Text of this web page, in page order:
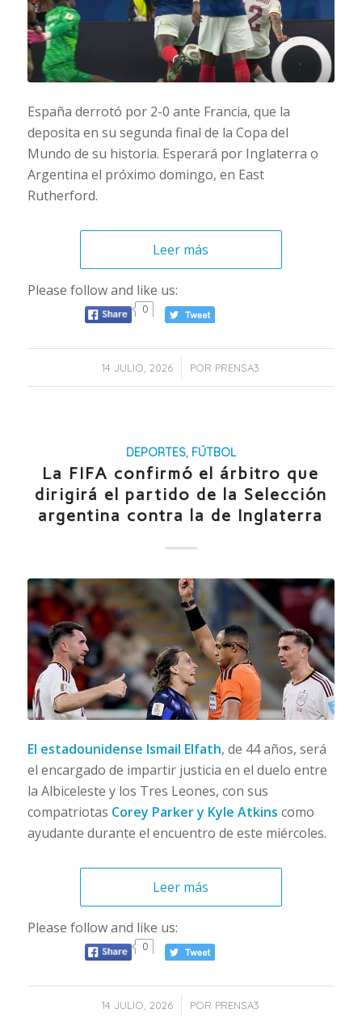
España derrotó por 2-0 ante Francia, que la
deposita en su segunda final de la Copa del
Mundo de su historia. Esperará por Inglaterra o
Argentina el próximo domingo, en East
Rutherford.
Leer más
Please follow and like us:
0
14 JULIO, 2026
/ POR PRENSA3
DEPORTES, FÚTBOL
La FIFA confirmó el árbitro que
dirigirá el partido de la Selección
argentina contra la de Inglaterra
El estadounidense Ismail Elfath, de 44 años, será
el encargado de impartir justicia en el duelo entre
la Albiceleste y los Tres Leones, con sus
compatriotas Corey Parker y Kyle Atkins como
ayudante durante el encuentro de este miércoles.
Leer más
Please follow and like us:
0
14 JULIO, 2026
/ POR PRENSA3